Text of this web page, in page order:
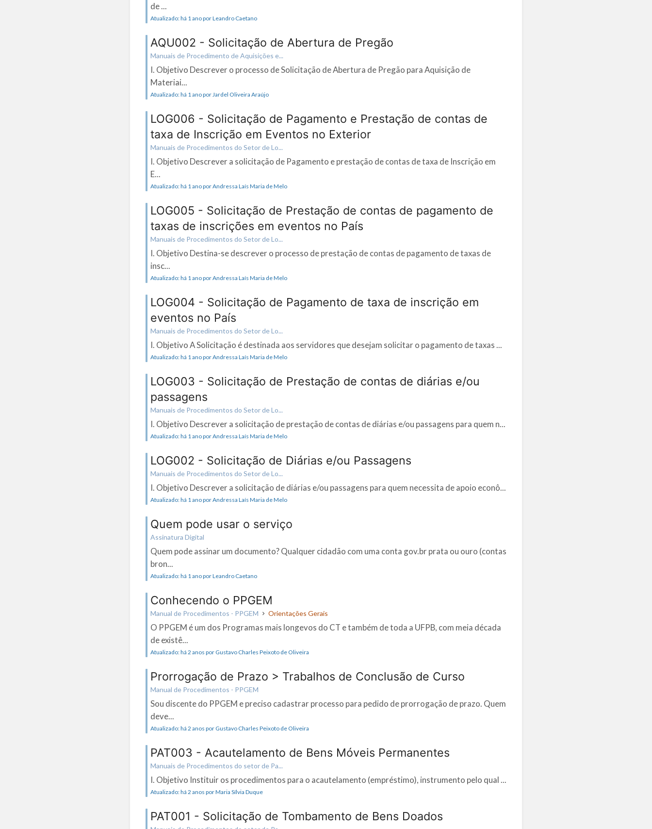
de ...
Atualizado: há 1 ano por Leandro Caetano
AQU002 - Solicitação de Abertura de Pregão
Manuais de Procedimento de Aquisições e...
I. Objetivo Descrever o processo de Solicitação de Abertura de Pregão para Aquisição de
Materiai...
Atualizado: há 1 ano por Jardel Oliveira Araújo
LOG006 - Solicitação de Pagamento e Prestação de contas de
taxa de Inscrição em Eventos no Exterior
Manuais de Procedimentos do Setor de Lo...
I. Objetivo Descrever a solicitação de Pagamento e prestação de contas de taxa de Inscrição em
E...
Atualizado: há 1 ano por Andressa Laís Maria de Melo
LOG005 - Solicitação de Prestação de contas de pagamento de
taxas de inscrições em eventos no País
Manuais de Procedimentos do Setor de Lo...
I. Objetivo Destina-se descrever o processo de prestação de contas de pagamento de taxas de
insc...
Atualizado: há 1 ano por Andressa Laís Maria de Melo
LOG004 - Solicitação de Pagamento de taxa de inscrição em
eventos no País
Manuais de Procedimentos do Setor de Lo...
I. Objetivo A Solicitação é destinada aos servidores que desejam solicitar o pagamento de taxas ...
Atualizado: há 1 ano por Andressa Laís Maria de Melo
LOG003 - Solicitação de Prestação de contas de diárias e/ou
passagens
Manuais de Procedimentos do Setor de Lo...
I. Objetivo Descrever a solicitação de prestação de contas de diárias e/ou passagens para quem n...
Atualizado: há 1 ano por Andressa Laís Maria de Melo
LOG002 - Solicitação de Diárias e/ou Passagens
Manuais de Procedimentos do Setor de Lo...
I. Objetivo Descrever a solicitação de diárias e/ou passagens para quem necessita de apoio econô...
Atualizado: há 1 ano por Andressa Laís Maria de Melo
Quem pode usar o serviço
Assinatura Digital
Quem pode assinar um documento? Qualquer cidadão com uma conta gov.br prata ou ouro (contas
bron...
Atualizado: há 1 ano por Leandro Caetano
Conhecendo o PPGEM
Manual de Procedimentos - PPGEM Orientações Gerais
O PPGEM é um dos Programas mais longevos do CT e também de toda a UFPB, com meia década
de existê...
Atualizado: há 2 anos por Gustavo Charles Peixoto de Oliveira
Prorrogação de Prazo > Trabalhos de Conclusão de Curso
Manual de Procedimentos - PPGEM
Sou discente do PPGEM e preciso cadastrar processo para pedido de prorrogação de prazo. Quem
deve...
Atualizado: há 2 anos por Gustavo Charles Peixoto de Oliveira
PAT003 - Acautelamento de Bens Móveis Permanentes
Manuais de Procedimentos do setor de Pa...
I. Objetivo Instituir os procedimentos para o acautelamento (empréstimo), instrumento pelo qual ...
Atualizado: há 2 anos por Maria Sílvia Duque
PAT001 - Solicitação de Tombamento de Bens Doados